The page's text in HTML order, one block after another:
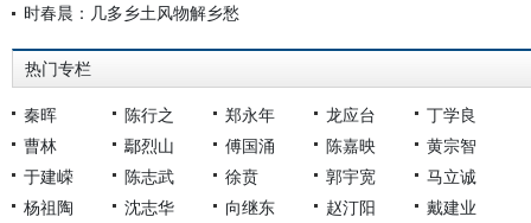
时春晨：几多乡土风物解乡愁
热门专栏
秦晖 陈行之 郑永年 龙应台
丁学良
曹林
鄢烈山 傅国涌 陈嘉映
黄宗智
于建嵘
陈志武 徐贲 郭宇宽
马立诚
杨祖陶
沈志华 向继东 赵汀阳 戴建业